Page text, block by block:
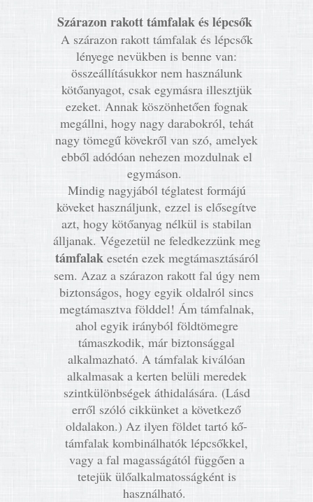
Szárazon rakott támfalak és lépcsők
A szárazon rakott támfalak és lépcsők
lényege nevükben is benne van:
összeállításukkor nem használunk
kötőanyagot, csak egymásra illesztjük
ezeket. Annak köszönhetően fognak
megállni, hogy nagy darabokról, tehát
nagy tömegű kövekről van szó, amelyek
ebből adódóan nehezen mozdulnak el
egymáson.
Mindig nagyjából téglatest formájú
köveket használjunk, ezzel is elősegítve
azt, hogy kötőanyag nélkül is stabilan
álljanak. Végezetül ne feledkezzünk meg
támfalakesetén ezek megtámasztásáról
sem. Azaz a szárazon rakott fal úgy nem
biztonságos, hogy egyik oldalról sincs
megtámasztva földdel! Ám támfalnak,
ahol egyik irányból földtömegre
támaszkodik, már biztonsággal
alkalmazható. A támfalak kiválóan
alkalmasak a kerten belüli meredek
szintkülönbségek áthidalására. (Lásd
erről szóló cikkünket a következő
oldalakon.) Az ilyen földet tartó kő-
támfalak kombinálhatók lépcsőkkel,
vagy a fal magasságától függően a
tetejük ülőalkalmatosságként is
használható.